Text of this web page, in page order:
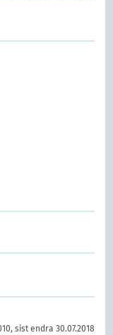
sist endra 30.07.2018